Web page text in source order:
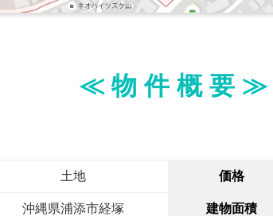
≪ 物 件 概 要 ≫
土地 価格
沖縄県浦添市経塚 建物面積